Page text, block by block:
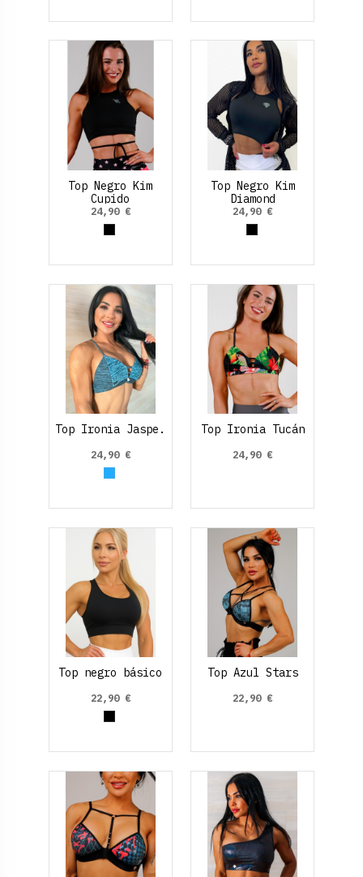
Top Negro Kim
Cupido
24,90 €
Negro
Top Negro Kim
Diamond
24,90 €
Negro
Top Ironia Jaspe.
24,90 €
Azul claro
Top Ironia Tucán
24,90 €
Top negro básico
22,90 €
Negro
Top Azul Stars
22,90 €